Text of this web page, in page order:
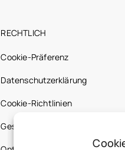
RECHTLICH
Cookie-Präferenz
Datenschutzerklärung
Cookie-Richtlinien
Gesetzliche Bestimmungen